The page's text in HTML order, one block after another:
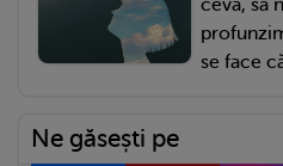
ceva, să
se face
Ne găsești pe